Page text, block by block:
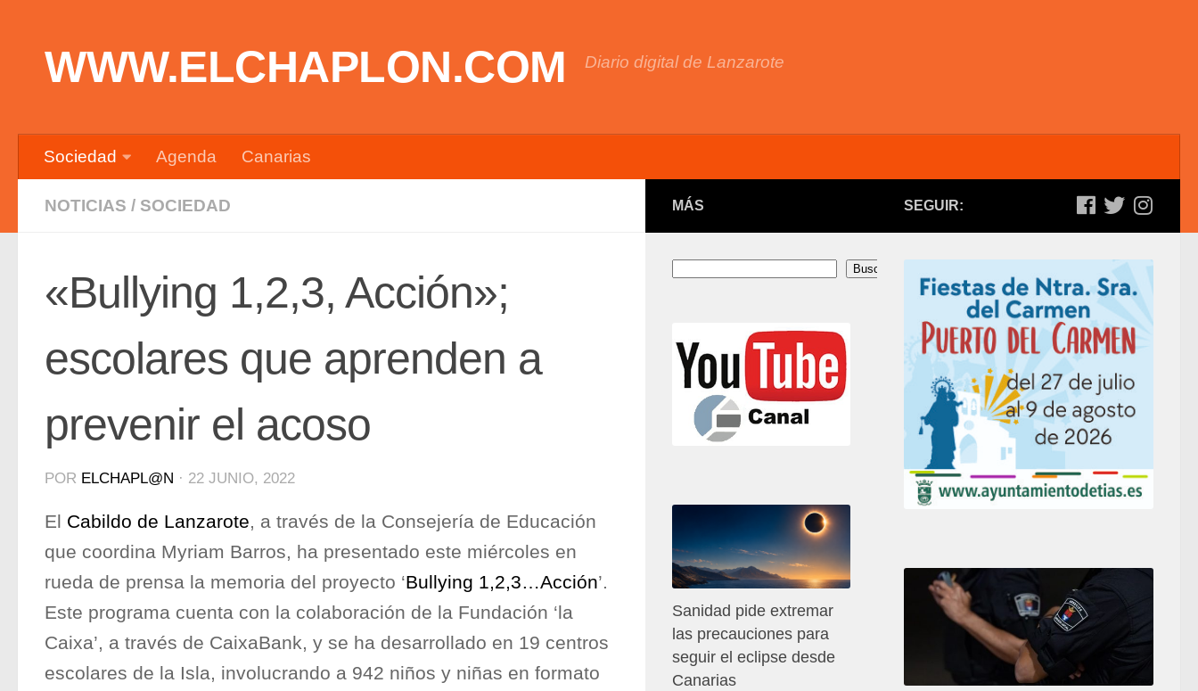
WWW.ELCHAPLON.COM Diario digital de Lanzarote
Sociedad Agenda Canarias
NOTICIAS / SOCIEDAD
«Bullying 1,2,3, Acción»;
escolares que aprenden a
prevenir el acoso
POR ELCHAPL@N · 22 JUNIO, 2022
El Cabildo de Lanzarote, a través de la Consejería de Educación
que coordina Myriam Barros, ha presentado este miércoles en
rueda de prensa la memoria del proyecto ‘Bullying 1,2,3…Acción’.
Este programa cuenta con la colaboración de la Fundación ‘la
Caixa’, a través de CaixaBank, y se ha desarrollado en 19 centros
escolares de la Isla, involucrando a 942 niños y niñas en formato
SEGUIR:
MÁS
Buscar
Sanidad pide extremar
las precauciones para
seguir el eclipse desde
Canarias